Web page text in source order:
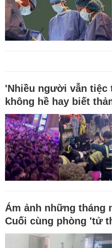
'Nhiều người vẫn tiệc
không hề hay biết
Ám ảnh những tháng
Cuối cùng phòng 'tử